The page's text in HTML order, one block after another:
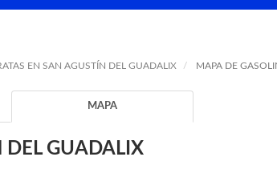
EN SAN AGUSTÍN DEL GUADALIX MAPA DE
MAPA
DEL GUADALIX